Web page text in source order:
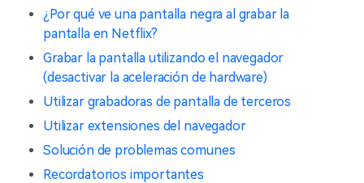
¿Por qué ve una pantalla negra al grabar la
pantalla en Netflix?
Grabar la pantalla utilizando el navegador
(desactivar la aceleración de hardware)
Utilizar grabadoras de pantalla de terceros
Utilizar extensiones del navegador
Solución de problemas comunes
Recordatorios importantes